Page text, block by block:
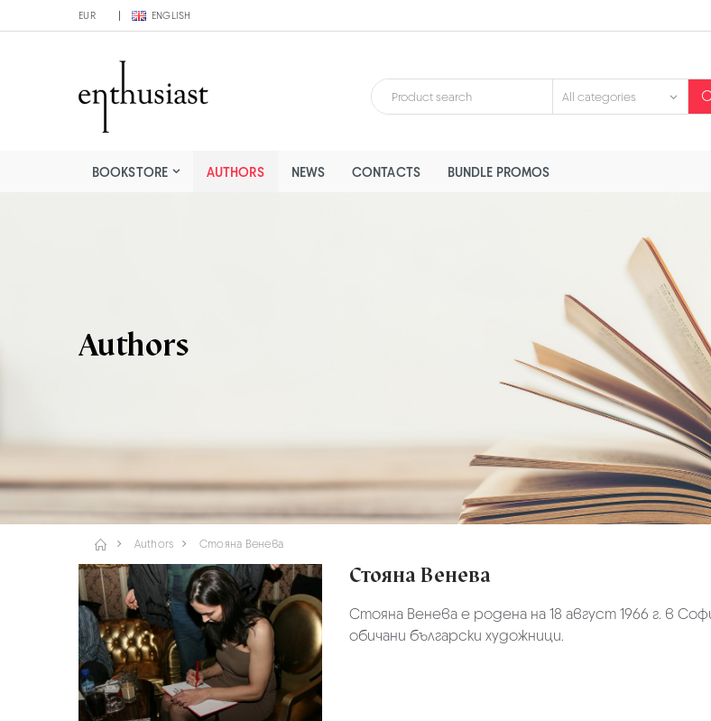
EUR ENGLISH
BOOKSTORE AUTHORS NEWS CONTACTS BUNDLE PROMOS
Authors
Authors Стояна Венева
Стояна Венева
Стояна Венева е родена на 18 август 1966 г. в
обичани български художници.